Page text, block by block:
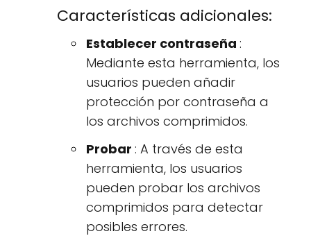
Características adicionales:
Establecer contraseña :
Mediante esta herramienta, los
usuarios pueden añadir
protección por contraseña a
los archivos comprimidos.
Probar : A través de esta
herramienta, los usuarios
pueden probar los archivos
comprimidos para detectar
posibles errores.